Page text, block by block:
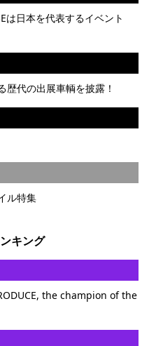
は日本を代表するイベント
代の出展車輌を披露！
ル特集
キング
the champion of the